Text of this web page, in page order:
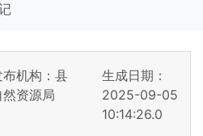
布机构：县
然资源局
生成日期：
2025-09-05
10:14:26.0